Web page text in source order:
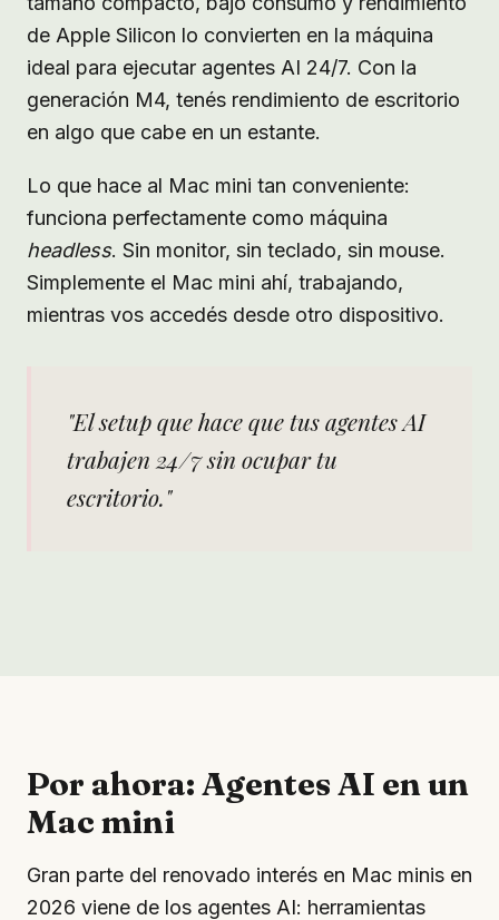
de Apple Silicon lo convierten en la máquina
ideal para ejecutar agentes AI 24/7. Con la
generación M4, tenés rendimiento de escritorio
en algo que cabe en un estante.
Lo que hace al Mac mini tan conveniente:
funciona perfectamente como máquina
headless. Sin monitor, sin teclado, sin mouse.
Simplemente el Mac mini ahí, trabajando,
mientras vos accedés desde otro dispositivo.
"El setup que hace que tus agentes AI
trabajen 24/7 sin ocupar tu
escritorio."
Por ahora: Agentes AI en un
Mac mini
Gran parte del renovado interés en Mac minis en
2026 viene de los agentes AI: herramientas